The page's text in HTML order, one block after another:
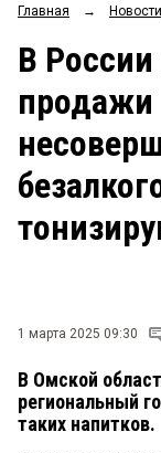
ОБЩЕСТВО
ЗАКОН
НОВОСТИ
СТИЛЬ ЖИЗНИ
Главная → Новости
В
продажи
1 марта 2025 09:30
В Омской
региональный
таких напитков.